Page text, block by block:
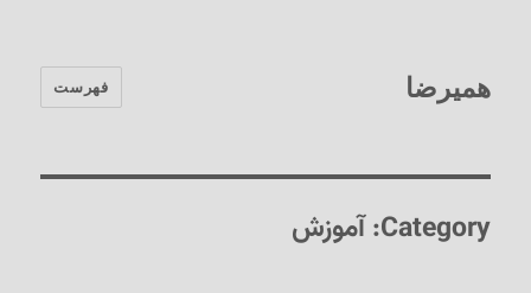
همیرضا فهرست
Category: آموزش